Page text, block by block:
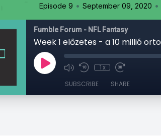
Episode 9 • September 09, 2020 •
Fumble Forum - NFL Fantasy
1x
SUBSCRIBE SHARE